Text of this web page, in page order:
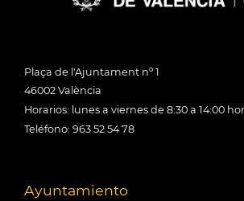
Plaça de l'Ajuntament nº 1
46002 València
Horarios: lunes a viernes de 8:30 a 14:00
Teléfono: 963 52 54 78
Ayuntamiento